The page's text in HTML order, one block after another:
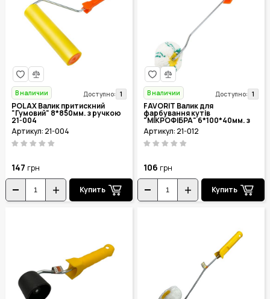
В наличии Доступно: 1
POLAX Валик притискний
"Гумовий" 8*850мм. з ручкою
21-004
Артикул: 21-004
147 грн
Купить
В наличии Доступно: 1
FAVORIT Валик для
фарбування кутів
"МІКРОФІБРА" 6*100*40мм. з
ручкою 21-012
Артикул: 21-012
106 грн
Купить